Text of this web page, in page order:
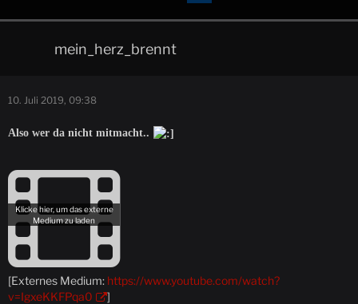
mein_herz_brennt
10. Juli 2019, 09:38
Also wer da nicht mitmacht..
[Externes Medium: https://www.youtube.com/watch?
v=IgxeKKFPqa0
]